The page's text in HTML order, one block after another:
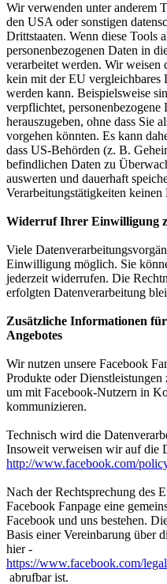
Wir verwenden unter anderem
den USA oder sonstigen
Drittstaaten. Wenn diese Tools
personenbezogenen Daten in
verarbeitet werden. Wir weisen
kein mit der EU vergleichbares
werden kann. Beispielsweise
verpflichtet, personenbezogene
herauszugeben, ohne dass Sie
vorgehen könnten. Es kann
dass US-Behörden (z. B.
befindlichen Daten zu
auswerten und dauerhaft
Verarbeitungstätigkeiten keinen
Widerruf Ihrer Einwilligung
Viele
Einwilligung möglich. Sie
jederzeit widerrufen. Die
erfolgten Datenverarbeitung
Zusätzliche Informationen
Angebotes
Wir nutzen unsere Facebook
Produkte oder
um mit Facebook-Nutzern in
kommunizieren.
Technisch wird die
Insoweit verweisen wir auf die
http://www.facebook.com/
Nach der Rechtsprechung des
Facebook Fanpage eine
Facebook und uns bestehen.
Basis einer Vereinbarung über
hier -
https://www.facebook.com/
abrufbar ist.